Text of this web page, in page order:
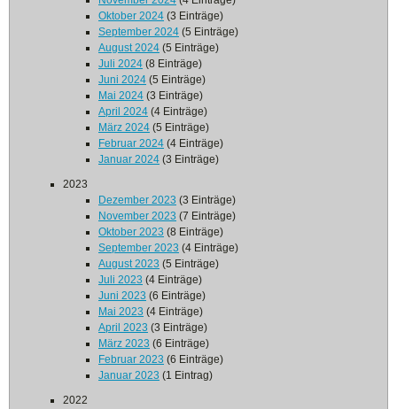
Oktober 2024 (3 Einträge)
September 2024 (5 Einträge)
August 2024 (5 Einträge)
Juli 2024 (8 Einträge)
Juni 2024 (5 Einträge)
Mai 2024 (3 Einträge)
April 2024 (4 Einträge)
März 2024 (5 Einträge)
Februar 2024 (4 Einträge)
Januar 2024 (3 Einträge)
2023
Dezember 2023 (3 Einträge)
November 2023 (7 Einträge)
Oktober 2023 (8 Einträge)
September 2023 (4 Einträge)
August 2023 (5 Einträge)
Juli 2023 (4 Einträge)
Juni 2023 (6 Einträge)
Mai 2023 (4 Einträge)
April 2023 (3 Einträge)
März 2023 (6 Einträge)
Februar 2023 (6 Einträge)
Januar 2023 (1 Eintrag)
2022